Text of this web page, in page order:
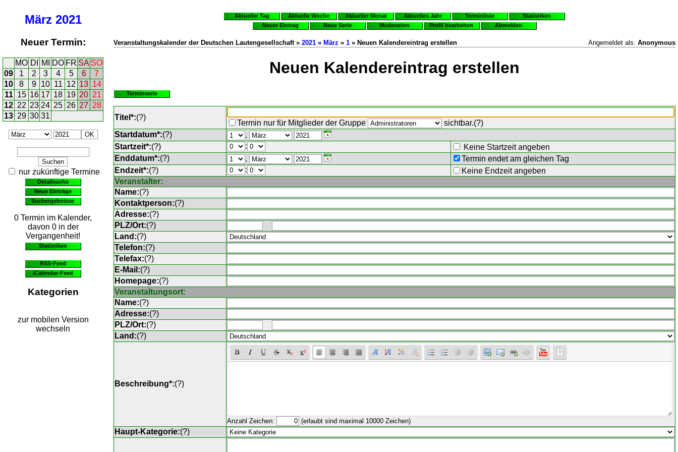
März 2021
Neuer Termin:
MO DI MI DO FR SA SO
09
1 2 3 4 5 6
7
10
8 9 10 11 12 13 14
11 15 16 17 18 19 20 21
12 22 23 24 25 26 27 28
13 29 30 31
nur zukünftige Termine
Detailsuche
Neue Einträge
Suchergebnisse
0 Termin im Kalender,
davon 0 in der
Vergangenheit!
Statistiken
RSS-Feed
iCalendar-Feed
Kategorien
zur mobilen Version
wechseln
Aktueller Tag Aktuelle Woche Aktueller Monat Aktuelles Jahr Terminliste
Statistiken
Neuer Eintrag
Neue Serie Moderation Profil bearbeiten Abmelden
Veranstaltungskalender der Deutschen Lautengesellschaft » 2021 » März » 1 » Neuen Kalendereintrag erstellen Angemeldet als: Anonymous
Neuen Kalendereintrag erstellen
Terminserie
Titel*:(?)
Termin nur für Mitglieder der Gruppe sichtbar.(?)
Startdatum*:(?)
.
Startzeit*:(?) :
Keine Startzeit angeben
Enddatum*:(?) .
Termin endet am gleichen Tag
Endzeit*:(?) :
Keine Endzeit angeben
Veranstalter:
Name:(?)
Kontaktperson:(?)
Adresse:(?)
PLZ/Ort:(?)
Land:(?)
Telefon:(?)
Telefax:(?)
E-Mail:(?)
Homepage:(?)
Veranstaltungsort:
Name:(?)
Adresse:(?)
PLZ/Ort:(?)
Land:(?)
Beschreibung*:(?)
Anzahl Zeichen: (erlaubt sind maximal 10000 Zeichen)
Haupt-Kategorie:(?)